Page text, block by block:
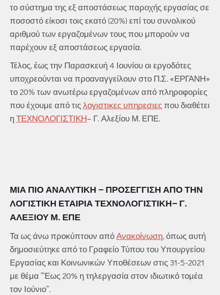
το σύστημα της εξ αποστάσεως παροχής εργασίας σε
ποσοστό είκοσι τοις εκατό (20%) επί του συνολικού
αριθμού των εργαζομένων τους που μπορούν να
παρέχουν εξ αποστάσεως εργασία.
Τέλος, έως την Παρασκευή 4 Ιουνίου οι εργοδότες
υποχρεούνται να προαναγγείλουν στο Π.Σ. «ΕΡΓΑΝΗ»
το 20% των ανωτέρω εργαζομένων από πληροφορίες
που έχουμε από τις λογιστικες υπηρεσιες που διαθέτει
ηΤΕΧΝΟΛΟΓΙΣΤΙΚΗ– Γ. Αλεξίου Μ. ΕΠΕ.
ΜΙΑ ΠΙΟ ΑΝΑΛΥΤΙΚΉ – ΠΡΟΣΕΓΓΙΣΗ ΑΠΟ ΤΗΝ
ΛΟΓΙΣΤΙΚΗ ΕΤΑΙΡΙΑ ΤΕΧΝΟΛΟΓΙΣΤΙΚΗ– Γ.
ΑΛΕΞΊΟΥ Μ. ΕΠΕ
Τα ως άνω προκύπτουν απόΑνακοίνωση, όπως αυτή
δημοσιεύτηκε από το Γραφείο Τύπου του Υπουργείου
Εργασίας και Κοινωνικών Υποθέσεων στις 31-5-2021
με θέμα ”Έως 20% η τηλεργασία στον ιδιωτικό τομέα
τον Ιούνιο”.